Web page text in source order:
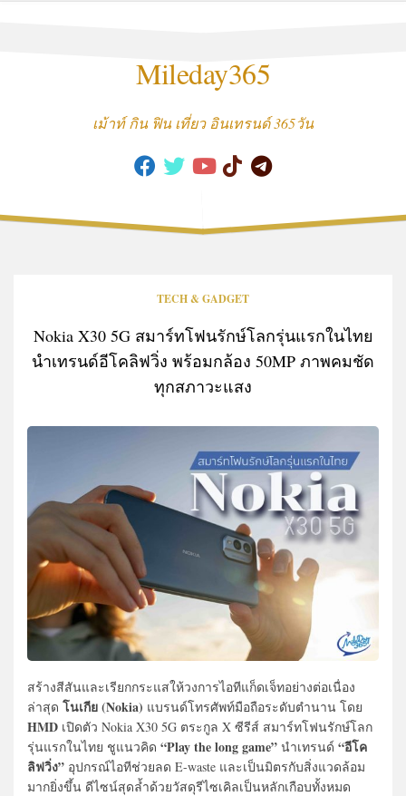
Mileday365
เม้าท์ กิน ฟิน เที่ยว อินเทรนด์ 365วัน
TECH & GADGET
Nokia X30 5G สมาร์ทโฟนรักษ์โลกรุ่นแรกในไทย
นำเทรนด์อีโคลิฟวิ่ง พร้อมกล้อง 50MP ภาพคมชัด
ทุกสภาวะแสง
สร้างสีสันและเรียกกระแสให้วงการไอทีแก็ดเจ็ทอย่างต่อเนื่อง
ล่าสุด โนเกีย (Nokia) แบรนด์โทรศัพท์มือถือระดับตำนาน โดย
HMD เปิดตัว Nokia X30 5G ตระกูล X ซีรีส์ สมาร์ทโฟนรักษ์โลก
รุ่นแรกในไทย ชูแนวคิด “Play the long game” นำเทรนด์ “อีโค
ลิฟวิ่ง” อุปกรณ์ไอทีช่วยลด E-waste และเป็นมิตรกับสิ่งแวดล้อม
มากยิ่งขึ้น ดีไซน์สุดล้ำด้วยวัสดุรีไซเคิลเป็นหลักเกือบทั้งหมด